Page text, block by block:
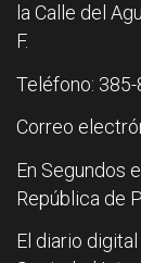
la Calle del
F.
Teléfono:
Correo
En Segundos
República de
El diario